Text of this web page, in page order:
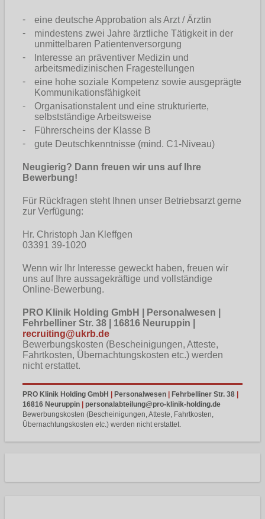
eine deutsche Approbation als Arzt / Ärztin
mindestens zwei Jahre ärztliche Tätigkeit in der
unmittelbaren Patientenversorgung
Interesse an präventiver Medizin und
arbeitsmedizinischen Fragestellungen
eine hohe soziale Kompetenz sowie ausgeprägte
Kommunikationsfähigkeit
Organisationstalent und eine strukturierte,
selbstständige Arbeitsweise
Führerscheins der Klasse B
gute Deutschkenntnisse (mind. C1-Niveau)
Neugierig? Dann freuen wir uns auf Ihre
Bewerbung!
Für Rückfragen steht Ihnen unser Betriebsarzt gerne
zur Verfügung:
Hr. Christoph Jan Kleffgen
03391 39-1020
Wenn wir Ihr Interesse geweckt haben, freuen wir
uns auf Ihre aussagekräftige und vollständige
Online-Bewerbung.
PRO Klinik Holding GmbH | Personalwesen |
Fehrbelliner Str. 38 | 16816 Neuruppin |
recruiting@ukrb.de
Bewerbungskosten (Bescheinigungen, Atteste,
Fahrtkosten, Übernachtungskosten etc.) werden
nicht erstattet.
PRO Klinik Holding GmbH | Personalwesen | Fehrbelliner Str. 38 |
16816 Neuruppin | personalabteilung@pro-klinik-holding.de
Bewerbungskosten (Bescheinigungen, Atteste, Fahrtkosten,
Übernachtungskosten etc.) werden nicht erstattet.